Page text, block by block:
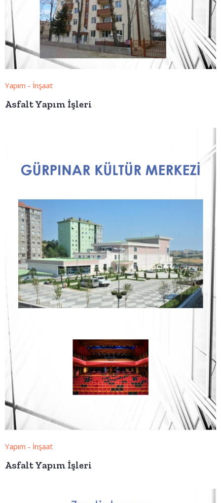
Yapım - İnşaat
Asfalt Yapım İşleri
Yapım - İnşaat
Asfalt Yapım İşleri